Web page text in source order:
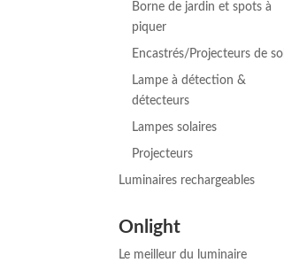
Borne de jardin et spots à
piquer
Encastrés/Projecteurs de sol
Lampe à détection &
détecteurs
Lampes solaires
Projecteurs
Luminaires rechargeables
Onlight
Le meilleur du luminaire